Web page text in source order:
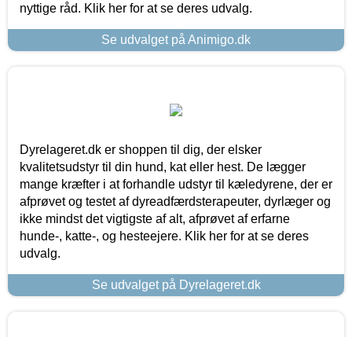
nyttige råd. Klik her for at se deres udvalg.
Se udvalget på Animigo.dk
Dyrelageret.dk er shoppen til dig, der elsker
kvalitetsudstyr til din hund, kat eller hest. De lægger
mange kræfter i at forhandle udstyr til kæledyrene, der er
afprøvet og testet af dyreadfærdsterapeuter, dyrlæger og
ikke mindst det vigtigste af alt, afprøvet af erfarne
hunde-, katte-, og hesteejere. Klik her for at se deres
udvalg.
Se udvalget på Dyrelageret.dk